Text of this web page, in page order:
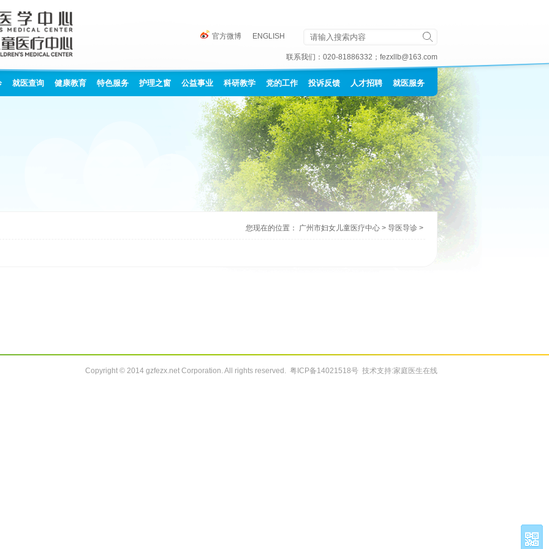
官方微博 ENGLISH
联系我们： 020-81886332 ； fezxllb@163.com
就医查询 健康教育 特色服务 护理之窗 公益事业 科研教学 党的工作 投诉反馈 人才招聘 就医服务
您现在的位置： 广州市妇女儿童医疗中心 > 导医导诊 >
Copyright © 2014 gzfezx.net Corporation. All rights reserved. 粤ICP备14021518号 技术支持:家庭医生在线